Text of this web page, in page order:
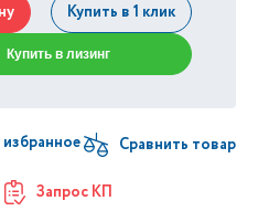
Купить в 1 клик
Купить в лизинг
Запрос КП